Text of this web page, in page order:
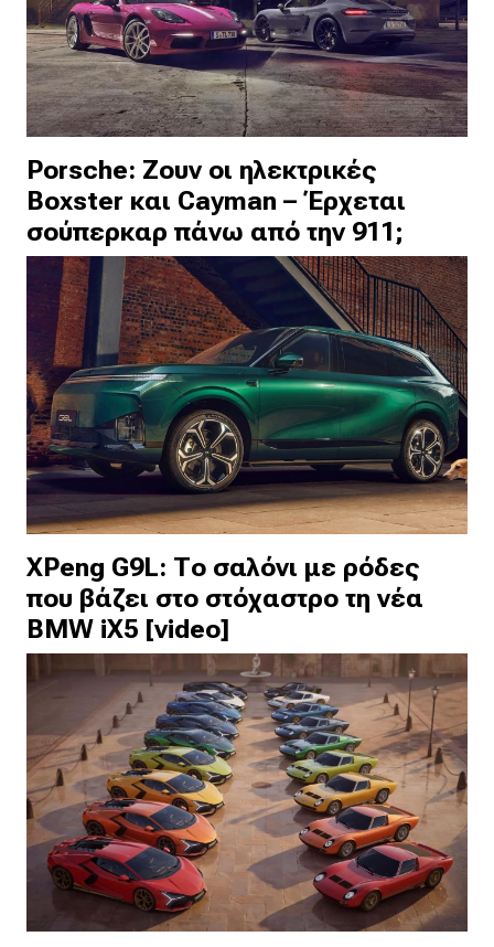
Porsche: Ζουν οι ηλεκτρικές
Boxster και Cayman – Έρχεται
σούπερκαρ πάνω από την 911;
XPeng G9L: Το σαλόνι με ρόδες
που βάζει στο στόχαστρο τη νέα
BMW iX5 [video]